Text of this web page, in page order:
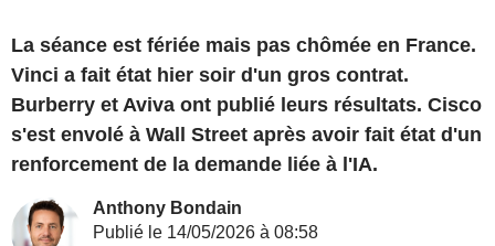
La séance est fériée mais pas chômée en France.
Vinci a fait état hier soir d'un gros contrat.
Burberry et Aviva ont publié leurs résultats. Cisco
s'est envolé à Wall Street après avoir fait état d'un
renforcement de la demande liée à l'IA.
Anthony Bondain
Publié le 14/05/2026 à 08:58